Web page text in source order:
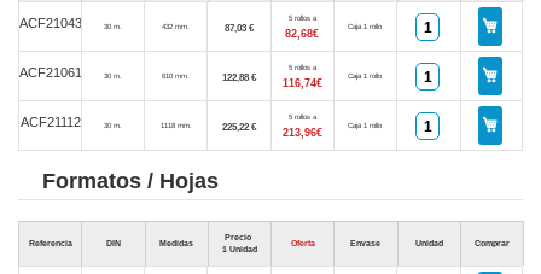
ACF21043 30 m. 432 mm. 87,03 €
5 rollos a
82,68€
Caja 1 rollo
ACF21061 30 m. 610 mm. 122,88 €
5 rollos a
116,74€
Caja 1 rollo
ACF21112 30 m. 1118 mm. 225,22 €
5 rollos a
213,96€
Caja 1 rollo
Formatos / Hojas
Referencia DIN Medidas
Precio
1 Unidad
Oferta Envase Unidad Comprar